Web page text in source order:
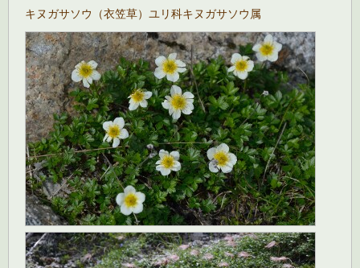
キヌガサソウ（衣笠草）ユリ科キヌガサソウ属